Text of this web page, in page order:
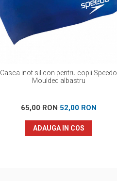
Casca inot silicon pentru copii Speedo
Moulded albastru
65,00 RON52,00 RON
ADAUGA IN COS